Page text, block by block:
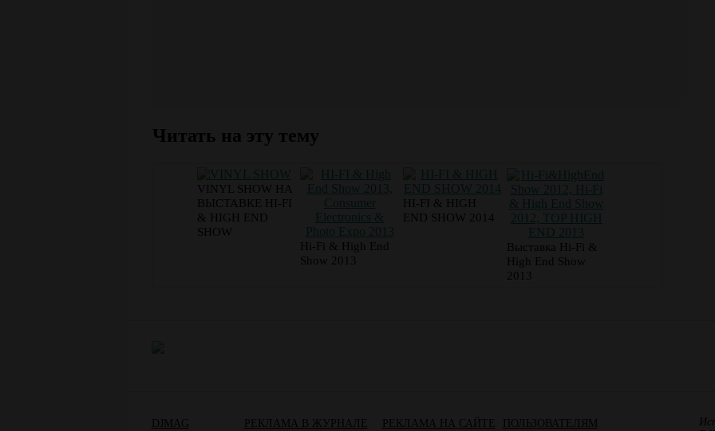
Читать на эту тему
VINYL SHOW НА
ВЫСТАВКЕ HI-FI
& HIGH END
SHOW
Hi-Fi & High End
Show 2013
HI-FI & HIGH
END SHOW 2014
Выставка Hi-Fi &
High End Show
2013
DJMAG РЕКЛАМА В ЖУРНАЛЕ РЕКЛАМА НА САЙТЕ ПОЛЬЗОВАТЕЛЯМ